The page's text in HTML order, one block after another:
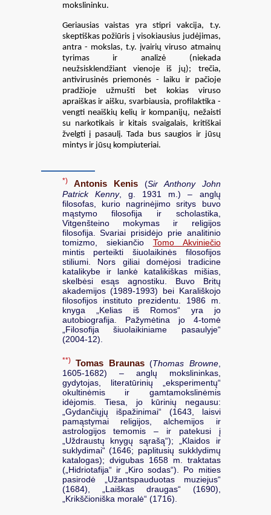
mokslininku.
Geriausias vaistas yra stipri vakcija, t.y.
skeptiškas požiūris į visokiausius judėjimas,
antra - mokslas, t.y. įvairių viruso atmainų
tyrimas ir analizė (niekada
neužsisklendžiant vienoje iš jų); trečia,
antivirusinės priemonės - laiku ir pačioje
pradžioje užmušti bet kokias viruso
apraiškas ir aišku, svarbiausia, profilaktika -
vengti neaiškių kelių ir kompanijų, nežaisti
su narkotikais ir kitais svaigalais, kritiškai
žvelgti į pasaulį. Tada bus saugios ir jūsų
mintys ir jūsų kompiuteriai.
*) Antonis Kenis (Sir Anthony John
Patrick Kenny, g. 1931 m.) – anglų
filosofas, kurio nagrinėjimo sritys buvo
mąstymo filosofija ir scholastika,
Vitgenšteino mokymas ir religijos
filosofija. Svariai prisidėjo prie analitinio
tomizmo, siekiančio Tomo Akviniečio
mintis perteikti šiuolaikinės filosofijos
stiliumi. Nors giliai domėjosi tradicine
katalikybe ir lankė katalikiškas mišias,
skelbėsi esąs agnostiku. Buvo Britų
akademijos (1989-1993) bei Karališkojo
filosofijos instituto prezidentu. 1986 m.
knyga „Kelias iš Romos“ yra jo
autobiografija. Pažymėtina jo 4-tomė
„Filosofija šiuolaikiniame pasaulyje“
(2004-12).
**) Tomas Braunas(Thomas Browne,
1605-1682) – anglų mokslininkas,
gydytojas, literatūrinių „eksperimentų“
okultinėmis ir gamtamokslinėmis
idėjomis. Tiesa, jo kūrinių negausu:
„Gydančiųjų išpažinimai“ (1643, laisvi
pamąstymai religijos, alchemijos ir
astrologijos temomis – ir patekusi į
„Uždraustų knygų sąrašą“); „Klaidos ir
suklydimai“ (1646; paplitusių sukklydimų
katalogas); dvigubas 1658 m. traktatas
(„Hidriotafija“ ir „Kiro sodas“). Po mities
pasirodė „Užantspauduotas muziejus“
(1684), „Laiškas draugas“ (1690),
„Krikščioniška moralė“ (1716).